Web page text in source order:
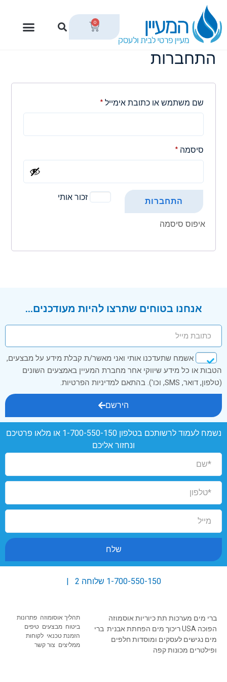
0
התחברות
שם משתמש או כתובת אימייל*
סיסמה*
זכור אותי התחברות
איפוס סיסמה
אנחנו בטוחים שתרצו להיות מעודכנים...
אשמח שתעדכנו אותי ואני מאשר/ת קבלת מידע על מבצעים,
הטבות או כל מידע שיווקי אחר מחברת המעיין באמצעים השונים
(טלפון, דואר, SMS, וכו'). בהתאם למדיניות הפרטיות.
הירשם
נשמח לעמוד לרשותכם בטלפון1-700-550-150 או מלאו פרטיכם
ונחזור אליכם
שלח
1-700-550-150 שלוחה 2 |
ברי מים מערכות תת כיוריות אוסמוזה
הפוכה USA
ריכוך מים הפחתת אבנית ברי
מים נגישים לעסקים ומוסדות חלפים
ופילטרים מכונות קפה
תהליך אוסומוזה פתרונות
ביטוח מבצעים טיפים
הזמנת טכנאי לקוחות
ממליצים צור קשר